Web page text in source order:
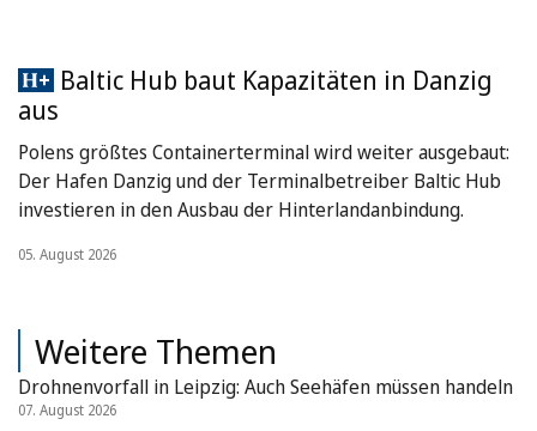
Baltic Hub baut Kapazitäten in Danzig
aus
Polens größtes Containerterminal wird weiter ausgebaut:
Der Hafen Danzig und der Terminalbetreiber Baltic Hub
investieren in den Ausbau der Hinterlandanbindung.
05. August 2026
Weitere Themen
Drohnenvorfall in Leipzig: Auch Seehäfen müssen handeln
07. August 2026